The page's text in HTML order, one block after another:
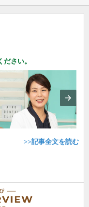
さい。
>>記事全文を読む